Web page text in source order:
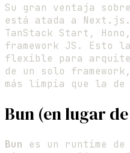
Su gran ventaja
está atada a
TanStack Start,
framework JS. Esto la
flexible para
de un solo
más limpia que la
Bun (en lugar
Bun es un runtime